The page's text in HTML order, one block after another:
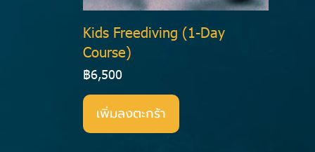
Kids Freediving (1-Day
Course)
฿6,500
เพิ่มลงตะกร้า